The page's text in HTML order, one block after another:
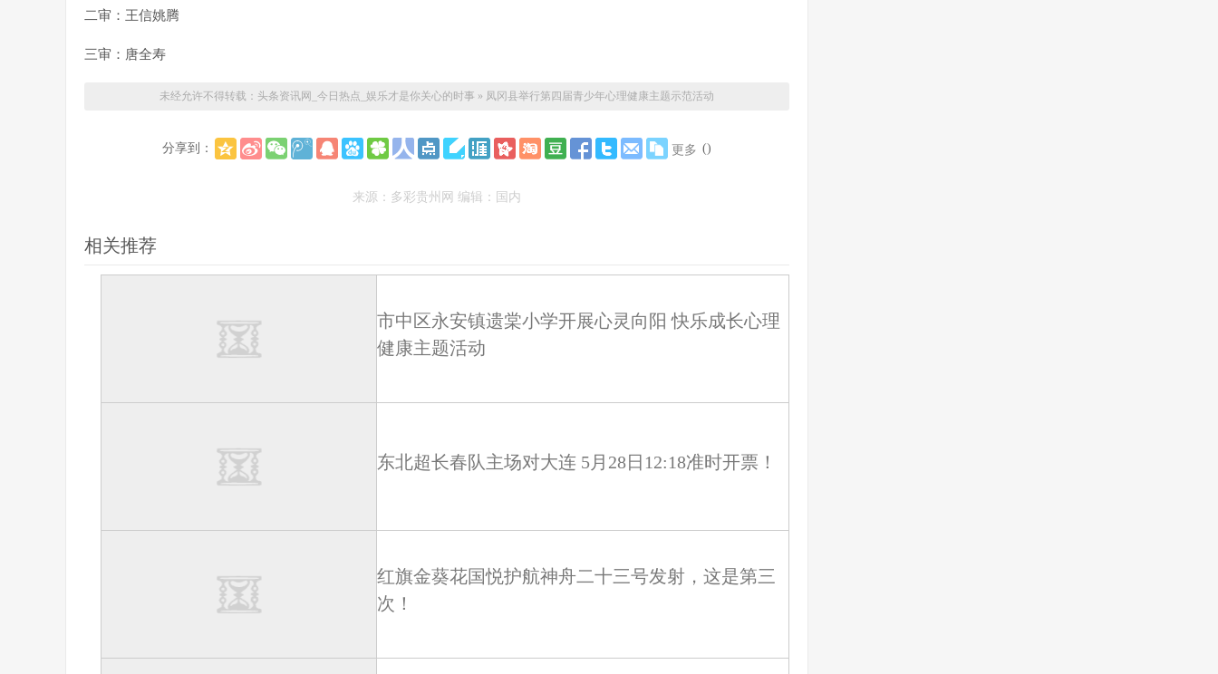
二审：王信姚腾
三审：唐全寿
未经允许不得转载： 头条资讯网_今日热点_娱乐才是你关心的时事 » 凤冈县举行第四届青少年心理健康主题示范活动
分享到： 更多 ()
来源：多彩贵州网 编辑：国内
相关推荐
市中区永安镇遗棠小学开展心灵向阳 快乐成长心理
健康主题活动
东北超长春队主场对大连 5月28日12:18准时开票！
红旗金葵花国悦护航神舟二十三号发射，这是第三
次！